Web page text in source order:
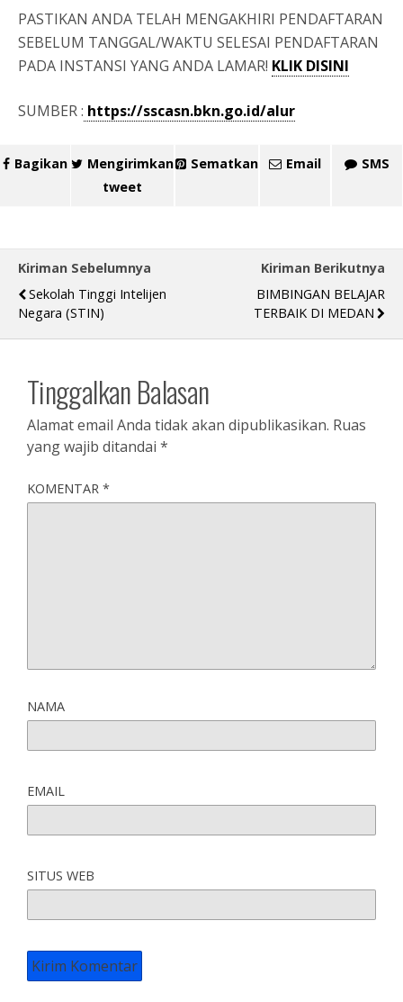
PASTIKAN ANDA TELAH MENGAKHIRI PENDAFTARAN
SEBELUM TANGGAL/WAKTU SELESAI PENDAFTARAN
PADA INSTANSI YANG ANDA LAMAR! KLIK DISINI
SUMBER : https://sscasn.bkn.go.id/alur
Bagikan
Mengirimkan
tweet
Sematkan Email SMS
Kiriman Sebelumnya
Sekolah Tinggi Intelijen
Negara (STIN)
Kiriman Berikutnya
BIMBINGAN BELAJAR
TERBAIK DI MEDAN
Tinggalkan Balasan
Alamat email Anda tidak akan dipublikasikan. Ruas
yang wajib ditandai *
KOMENTAR *
NAMA
EMAIL
SITUS WEB